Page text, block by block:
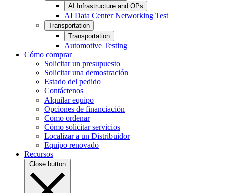
AI Infrastructure and OPs
AI Data Center Networking Test
Transportation
Transportation
Automotive Testing
Cómo comprar
Solicitar un presupuesto
Solicitar una demostración
Estado del pedido
Contáctenos
Alquilar equipo
Opciones de financiación
Como ordenar
Cómo solicitar servicios
Localizar a un Distribuidor
Equipo renovado
Recursos
Close button